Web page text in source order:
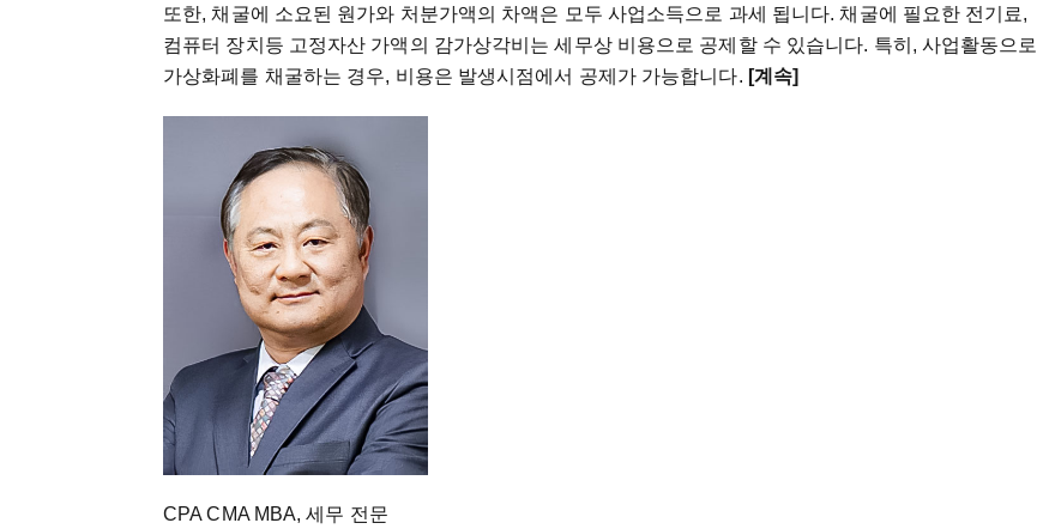
또한, 채굴에 소요된 원가와 처분가액의 차액은 모두 사업소득으로 과세 됩니다. 채굴에 필요한 전기료,
컴퓨터 장치등 고정자산 가액의 감가상각비는 세무상 비용으로 공제할 수 있습니다. 특히, 사업활동으로
가상화폐를 채굴하는 경우, 비용은 발생시점에서 공제가 가능합니다. [계속]
CPA CMA MBA, 세무 전문